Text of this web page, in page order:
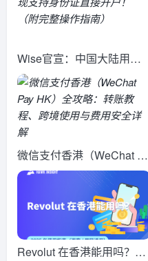
Wise官宣：中国大陆用户
现支持身份证直接开户！
（附完整操作指南）
微信支付香港（WeChat Pa
y HK）全攻略：转账教
程、跨境使用与费用安全详
Revolut 在香港能用吗？20